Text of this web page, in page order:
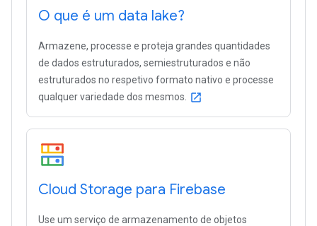
O que é um data lake?
Armazene, processe e proteja grandes quantidades
de dados estruturados, semiestruturados e não
estruturados no respetivo formato nativo e processe
qualquer variedade dos mesmos.
open_in_new
Cloud Storage para Firebase
Use um serviço de armazenamento de objetos